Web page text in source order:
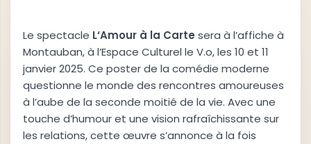
Le spectacle L‘Amour à la Carte sera à l’affiche à
Montauban, à l’Espace Culturel le V.o, les 10 et 11
janvier 2025. Ce poster de la comédie moderne
questionne le monde des rencontres amoureuses
à l’aube de la seconde moitié de la vie. Avec une
touche d’humour et une vision rafraîchissante sur
les relations, cette œuvre s’annonce à la fois